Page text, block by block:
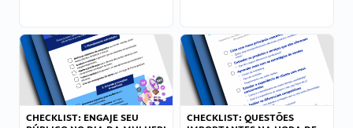
CHECKLIST: ENGAJE SEU
CHECKLIST: QUESTÕES